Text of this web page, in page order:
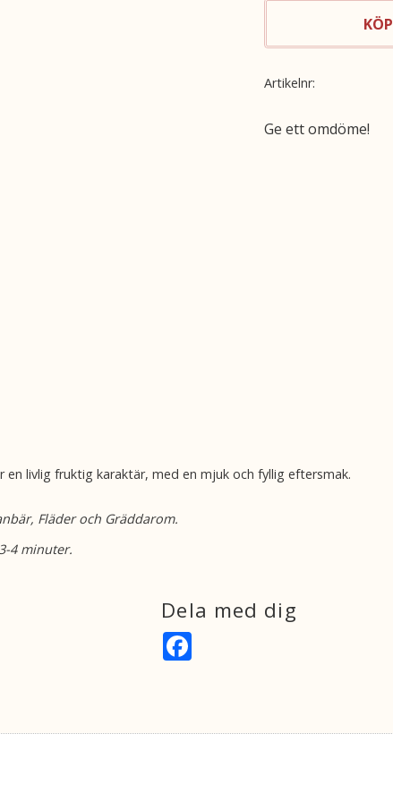
KÖP
Artikelnr
Ge ett omdöme!
livlig fruktig karaktär, med en mjuk och fyllig eftersmak.
Fläder och Gräddarom.
4 minuter.
Dela med dig
k